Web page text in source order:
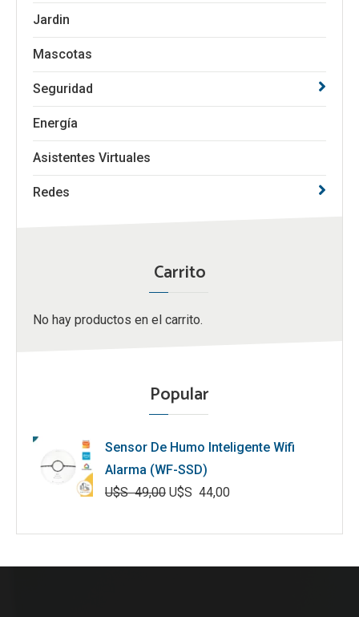
Jardin
Mascotas
Seguridad
Energía
Asistentes Virtuales
Redes
Carrito
No hay productos en el carrito.
Popular
Sensor De Humo Inteligente Wifi
Alarma (WF-SSD)
U$S49,00
precio
U$S 44,00
precio